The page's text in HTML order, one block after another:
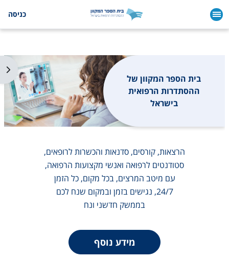
כניסה
בית הספר המקוון של
ההסתדרות הרפואית
בישראל
הרצאות, קורסים, סדנאות והכשרות לרופאים,
סטודנטים לרפואה ואנשי מקצועות הרפואה,
עם מיטב המרצים, בכל מקום, כל הזמן
24/7, נגישים בזמן ובמקום שנח לכם
בממשק חדשני ונח
מידע נוסף